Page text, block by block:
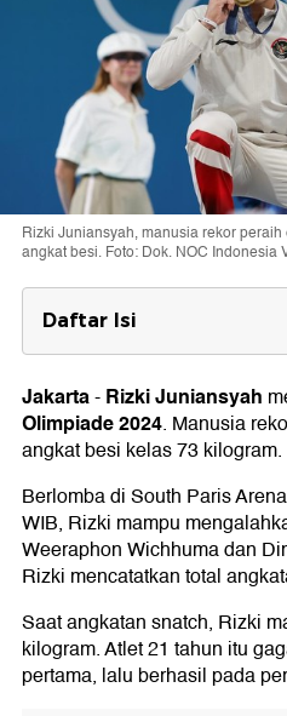
Rizki Juniansyah, manusia rekor
angkat besi. Foto: Dok. NOC Indonesia
Daftar Isi
Prestasi Rizki
1. Medali Emas
2. Rekor Angkatan
Jakarta-Rizki Juniansyah
Olimpiade 2024. Manusia
angkat besi kelas 73 kilogram.
Berlomba di South Paris
WIB, Rizki mampu
Weeraphon Wichhuma dan
Rizki mencatatkan total
Saat angkatan snatch, Rizki
kilogram. Atlet 21 tahun itu
pertama, lalu berhasil pada